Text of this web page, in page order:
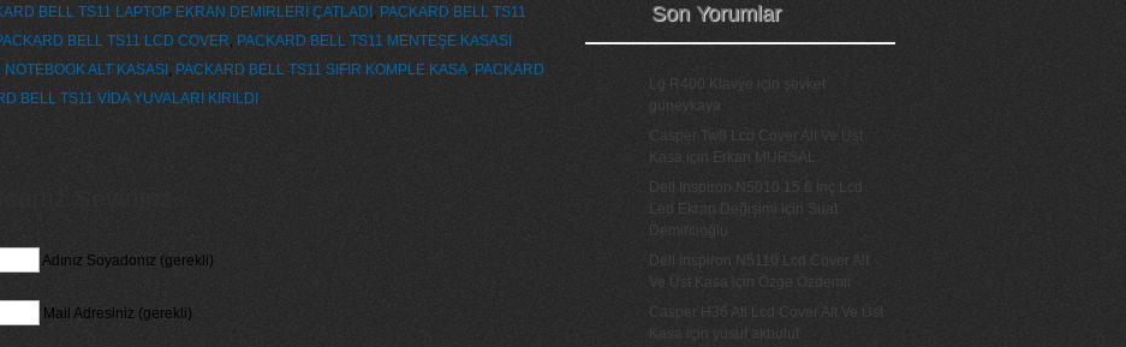
BELL TS11 LAPTOP EKRAN DEMİRLERİ ÇATLADI , PACKARD BELL TS11
BELL TS11 LCD COVER, PACKARD BELL TS11 MENTEŞE KASASI
ALT KASASI , PACKARD BELL TS11 SIFIR KOMPLE KASA, PACKARD
BELL TS11 VİDA YUVALARI KIRILDI
Adınız Soyadonız (gerekli)
Mail Adresiniz (gerekli)
Son Yorumlar
Lg R400 Klavye için
şevket
güneykaya
Casper Tw8 Lcd Cover Alt Ve Üst
Kasa
için
Erkan MURSAL
Dell Inspiron N5010 15.6 İnç Lcd
Led Ekran Değişimi
için
Suat
Demircioğlu
Dell İnspiron N5110 Lcd Cover Alt
Ve Üst Kasa
için Özge Özdemir
Casper H36 Ati Lcd Cover Alt Ve Üst
Kasa
için yusuf akbulut